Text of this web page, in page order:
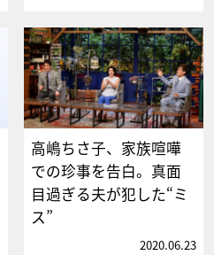
高嶋ちさ子、家族喧嘩
での珍事を告白。真面
目過ぎる夫が犯した“ミ
ス”
2020.06.23